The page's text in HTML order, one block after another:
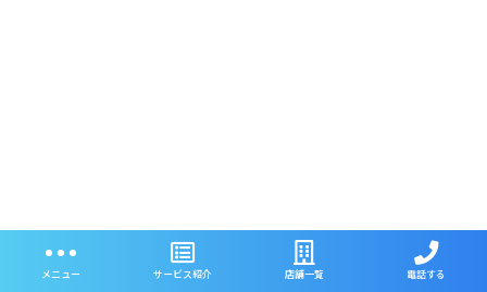
メニュー サービス紹介 店舗一覧 電話する